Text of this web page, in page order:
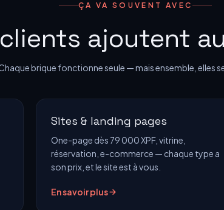
ÇA VA SOUVENT AVEC
ajoutent
brique fonctionne seule — mais ensemble, elles
Sites & landing pages
One-page dès 79 000 XPF, vitrine,
réservation, e-commerce — chaque type a
son prix, et le site est à vous.
En savoir plus